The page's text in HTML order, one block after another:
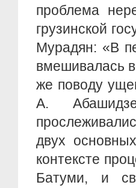
проблема
грузинской
Мурадян: «В
вмешивалась
же поводу
А.
двух
контексте
Батуми, и